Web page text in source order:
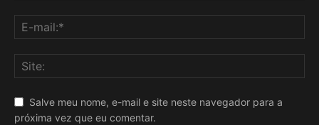
Salve meu nome, e-mail e site neste navegador para a
próxima vez que eu comentar.